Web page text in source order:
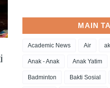
MAIN
Academic News Air
Anak - Anak Anak Yatim
Badminton Bakti Sosial